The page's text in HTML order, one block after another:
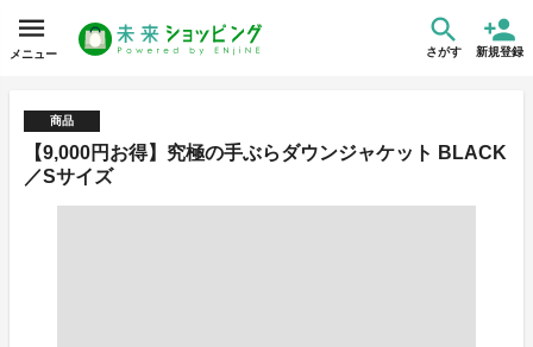
メニュー さがす 新規登録
商品
【9,000円お得】究極の手ぶらダウンジャケット BLACK
／Sサイズ